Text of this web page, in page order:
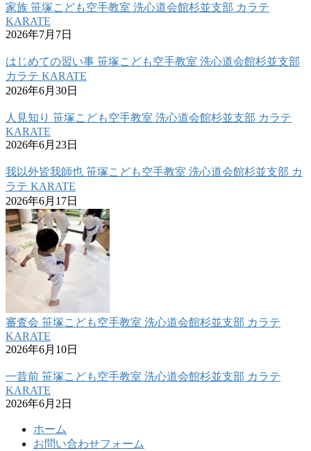
家族 笹塚こども空手教室 洗心道会館杉並支部 カラテ
KARATE
2026年7月7日
はじめての習い事 笹塚こども空手教室 洗心道会館杉並支部
カラテ KARATE
2026年6月30日
人見知り 笹塚こども空手教室 洗心道会館杉並支部 カラテ
KARATE
2026年6月23日
我以外皆我師也 笹塚こども空手教室 洗心道会館杉並支部 カ
ラテ KARATE
2026年6月17日
審査会 笹塚こども空手教室 洗心道会館杉並支部 カラテ
KARATE
2026年6月10日
一昔前 笹塚こども空手教室 洗心道会館杉並支部 カラテ
KARATE
2026年6月2日
ホーム
お問い合わせフォーム